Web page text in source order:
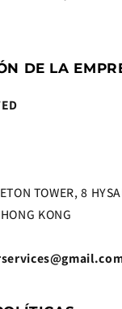
DE LA
TOWER, 8
KONG